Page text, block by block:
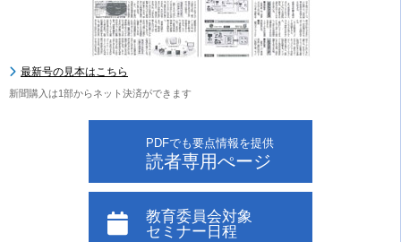
最新号の見本はこちら
新聞購入は1部からネット決済ができます
PDFでも要点情報を提供
読者専用ぺージ
教育委員会対象
セミナー日程